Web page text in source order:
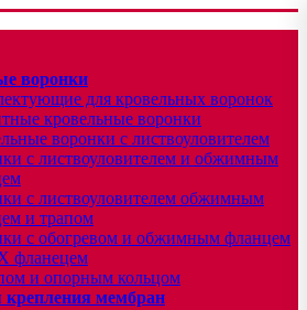
воронки
для кровельных воронок
кровельные воронки
воронки с листвоуловителем
с листвоуловителем и обжимным
с листвоуловителем обжимным
и трапом
с обогревом и обжимным фланцем
фланецем
и опорным кольцом
крепления мембран